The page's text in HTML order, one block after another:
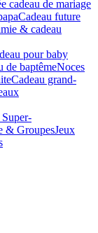
cadeau de mariage​
Cadeau future
& cadeau
pour baby
de baptêmeNoces
Cadeau grand-
& GroupesJeux